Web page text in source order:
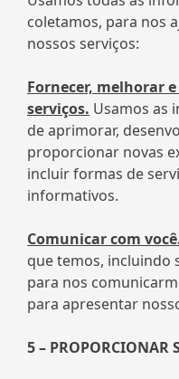
coletamos, para nos
nossos serviços:
Fornecer, melhorar
serviços. Usamos as
de aprimorar,
proporcionar novas
incluir formas de
informativos.
Comunicar com
que temos, incluindo
para nos
para apresentar
5 – PROPORCIONAR